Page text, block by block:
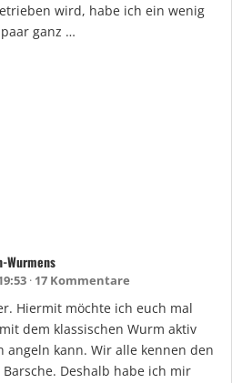
wird, habe ich ein wenig
ganz …
Wurmens
17 Kommentare
Hiermit möchte ich euch mal
dem klassischen Wurm aktiv
angeln kann. Wir alle kennen den
Deshalb habe ich mir